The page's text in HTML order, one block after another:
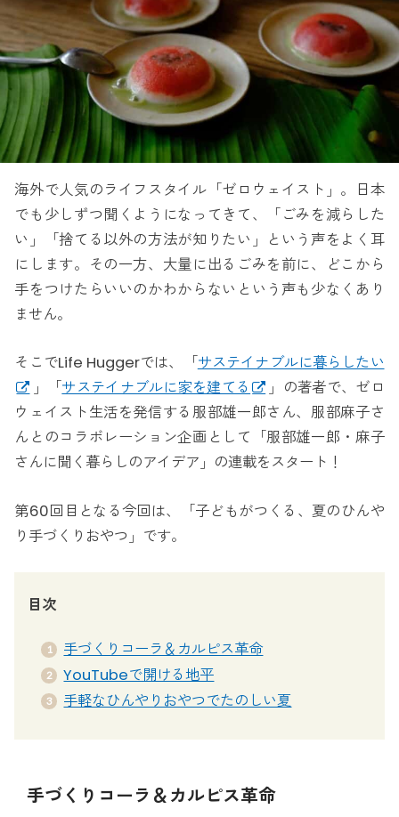
海外で人気のライフスタイル「ゼロウェイスト」。日本
でも少しずつ聞くようになってきて、「ごみを減らした
い」「捨てる以外の方法が知りたい」という声をよく耳
にします。その一方、大量に出るごみを前に、どこから
手をつけたらいいのかわからないという声も少なくあり
ません。
そこでLife Huggerでは、「サステイナブルに暮らしたい
」「サステイナブルに家を建てる
」の著者で、ゼロ
ウェイスト生活を発信する服部雄一郎さん、服部麻子さ
んとのコラボレーション企画として「服部雄一郎・麻子
さんに聞く暮らしのアイデア」の連載をスタート！
第60回目となる今回は、「子どもがつくる、夏のひんや
り手づくりおやつ」です。
目次
手づくりコーラ＆カルピス革命
YouTubeで開ける地平
手軽なひんやりおやつでたのしい夏
手づくりコーラ＆カルピス革命